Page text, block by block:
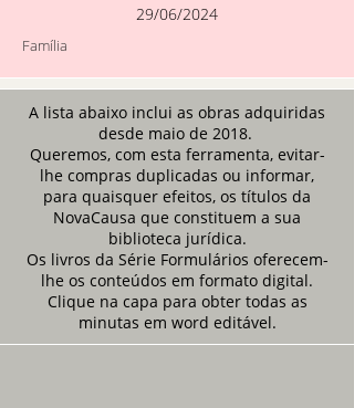
29/06/2024
Família
A lista abaixo inclui as obras adquiridas
desde maio de 2018.
Queremos, com esta ferramenta, evitar-
lhe compras duplicadas ou informar,
para quaisquer efeitos, os títulos da
NovaCausa que constituem a sua
biblioteca jurídica.
Os livros da Série Formulários oferecem-
lhe os conteúdos em formato digital.
Clique na capa para obter todas as
minutas em word editável.